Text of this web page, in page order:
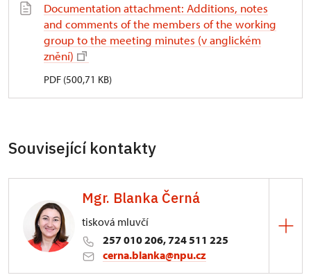
Documentation attachment: Additions, notes
and comments of the members of the working
group to the meeting minutes (v anglickém
znění)
PDF (500,71 KB)
Související kontakty
Mgr. Blanka Černá
tisková mluvčí
257 010 206, 724 511 225
cerna.blanka@npu.cz